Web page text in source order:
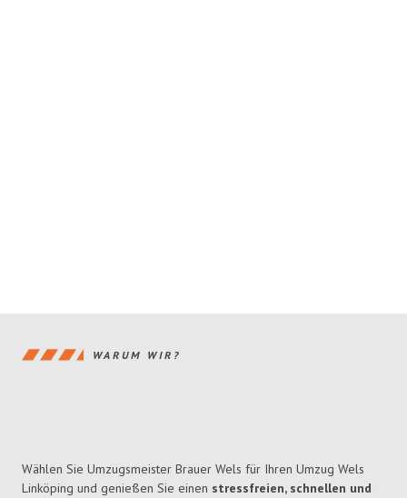
WARUM WIR?
Wählen Sie Umzugsmeister Brauer Wels für Ihren Umzug Wels
Linköping und genießen Sie einen stressfreien, schnellen und